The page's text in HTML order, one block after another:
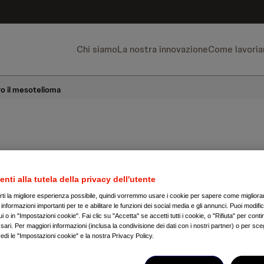
Chi siamoLa nostra innovazioneCome
il mesotelioma
italiana un
contro il
alla tutela della privacy dell'utente
la migliore esperienza possibile, quindi vorremmo usare i cookie per sapere come
importanti per te e abilitare le funzioni dei social media e gli annunci. Puoi
o in "Impostazioni cookie". Fai clic su "Accetta" se accetti tutti i cookie, o "Rifiuta" per
Per maggiori informazioni (inclusa la condivisione dei dati con i nostri partner) o per
le "Impostazioni cookie" e la nostra Privacy Policy.